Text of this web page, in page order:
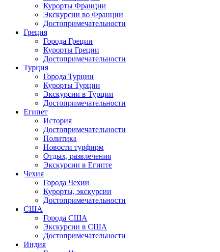
Курорты Франции
Экскурсии во Франции
Достопримечательности
Греция
Города Греции
Курорты Греции
Достопримечательности
Турция
Города Турции
Курорты Турции
Экскурсии в Турции
Достопримечательности
Египет
История
Достопримечательности
Политика
Новости турфирм
Отдых, развлечения
Экскурсии в Египте
Чехия
Города Чехии
Курорты, экскурсии
Достопримечательности
США
Города США
Экскурсии в США
Достопримечательности
Индия